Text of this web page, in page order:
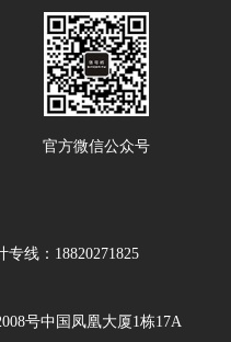
官方微信公众号
专线：18820271825
号中国凤凰大厦1栋17A